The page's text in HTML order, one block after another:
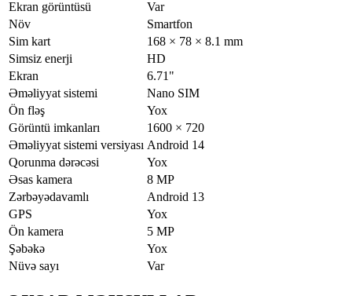
Ekran görüntüsü
Var
Növ
Smartfon
Sim kart
168 × 78 × 8.1 mm
Simsiz enerji
HD
Ekran
6.71"
Əməliyyat sistemi
Nano SIM
Ön fləş
Yox
Görüntü imkanları
1600 × 720
Əməliyyat sistemi versiyası Android 14
Qorunma dərəcəsi
Yox
Əsas kamera
8 MP
Zərbəyədavamlı
Android 13
GPS
Yox
Ön kamera
5 MP
Şəbəkə
Yox
Nüvə sayı
Var